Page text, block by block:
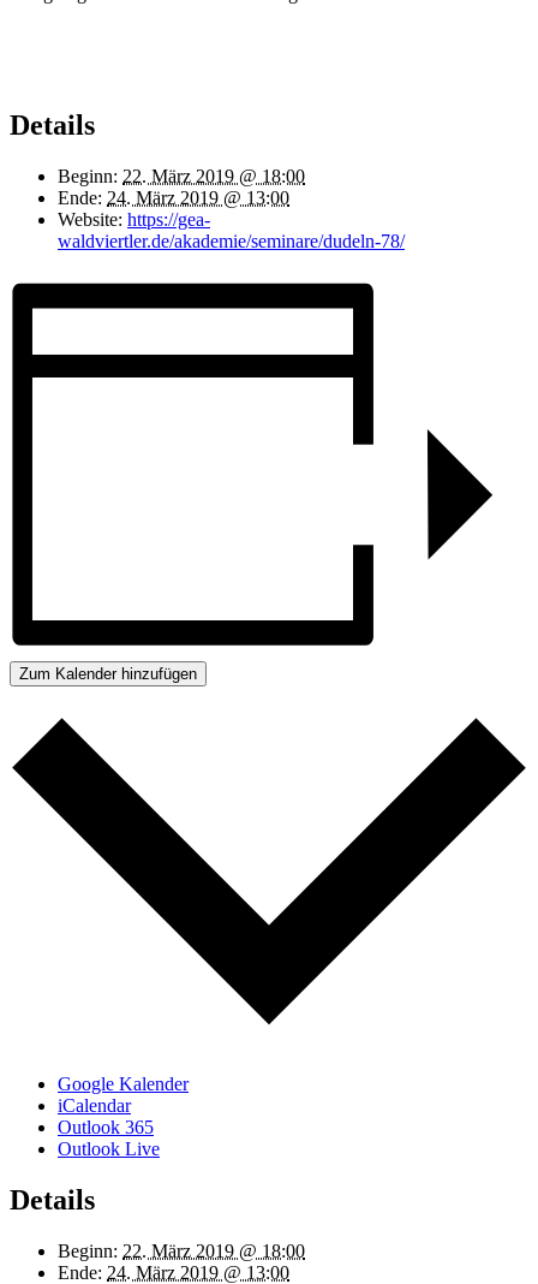
Details
Beginn: 22. März 2019 @ 18:00
Ende: 24. März 2019 @ 13:00
Website: https://gea-
waldviertler.de/akademie/seminare/dudeln-78/
Zum Kalender hinzufügen
Google Kalender
iCalendar
Outlook 365
Outlook Live
Details
Beginn: 22. März 2019 @ 18:00
Ende: 24. März 2019 @ 13:00